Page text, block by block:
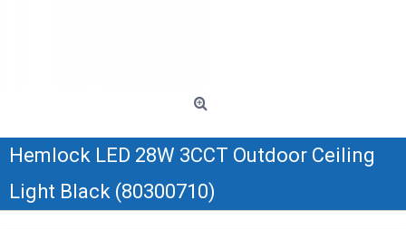
Hemlock LED 28W 3CCT Outdoor Ceiling
Light Black (80300710)